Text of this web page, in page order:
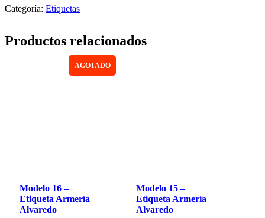
Categoría: Etiquetas
Productos relacionados
Modelo 16 –
Etiqueta Armería
Alvaredo
AGOTADO
Modelo 15 –
Etiqueta Armería
Alvaredo